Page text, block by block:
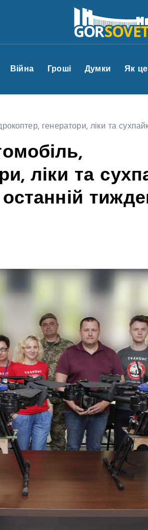
Війна Гроші Думки Як
генератори, ліки та
ліки та